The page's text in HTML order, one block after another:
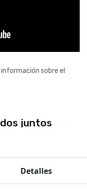
sobre el
juntos
Detalles